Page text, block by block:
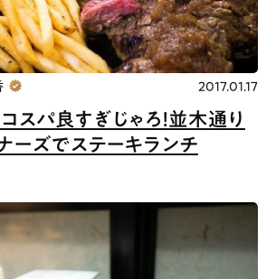
コスパ良すぎじゃろ！並木通り
ーズでステーキランチ
2017.01.17